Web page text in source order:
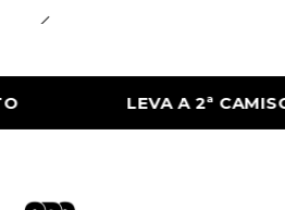
LEVA A 2ª CAMISOLA